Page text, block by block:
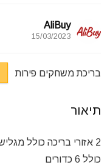
AliBuy
15/03/2023
בריכת משחקים פירות
תיאור
2 אזורי בריכה כולל מגלישה
כולל 6 כדורים